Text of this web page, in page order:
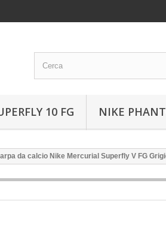
10 FG NIKE
da calcio Nike Mercurial Superfly V FG